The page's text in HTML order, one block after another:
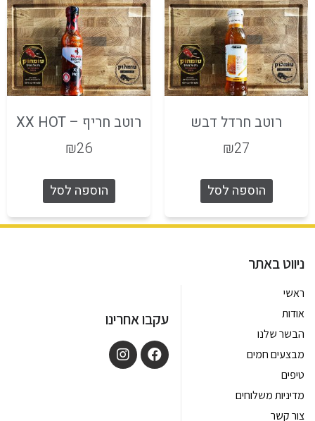
רוטב חרדל דבש
₪27
הוספה לסל
רוטב חריף – XX HOT
₪26
הוספה לסל
ניווט באתר
ראשי
אודות
הבשר שלנו
מבצעים חמים
טיפים
מדיניות משלוחים
צור קשר
עקבו אחרינו